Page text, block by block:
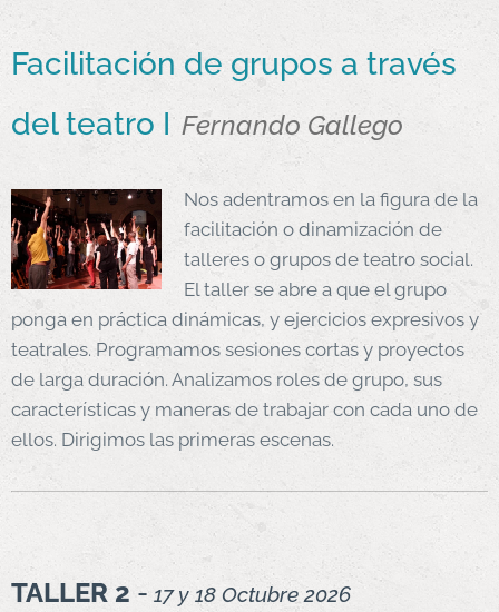
Facilitación de grupos a través
del teatro I Fernando Gallego
Nos adentramos en la figura de la
facilitación o dinamización de
talleres o grupos de teatro social.
El taller se abre a que el grupo
ponga en práctica dinámicas, y ejercicios expresivos y
teatrales. Programamos sesiones cortas y proyectos
de larga duración. Analizamos roles de grupo, sus
características y maneras de trabajar con cada uno de
ellos. Dirigimos las primeras escenas.
TALLER 2 - 17 y 18 Octubre 2026